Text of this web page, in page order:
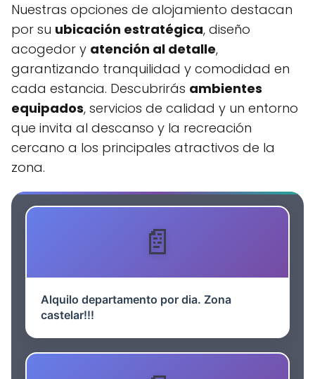
Nuestras opciones de alojamiento destacan
por su ubicación estratégica, diseño
acogedor y atención al detalle,
garantizando tranquilidad y comodidad en
cada estancia. Descubrirás ambientes
equipados, servicios de calidad y un entorno
que invita al descanso y la recreación
cercano a los principales atractivos de la
zona.
Alquilo departamento por dia. Zona
castelar!!!